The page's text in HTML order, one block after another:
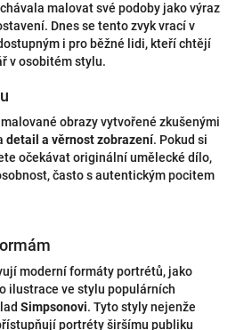
malovat své podoby jako výraz
Dnes se tento zvyk vrací v
i pro běžné lidi, kteří chtějí
v osobitém stylu.
obrazy vytvořené zkušenými
detail a věrnost zobrazení. Pokud si
očekávat originální umělecké dílo,
často s autentickým pocitem
moderní formáty portrétů, jako
ilustrace ve stylu populárních
Simpsonovi. Tyto styly nejenže
portréty širšímu publiku